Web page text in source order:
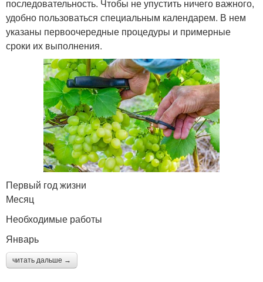
последовательность. Чтобы не упустить ничего важного,
удобно пользоваться специальным календарем. В нем
указаны первоочередные процедуры и примерные
сроки их выполнения.
Первый год жизни
Месяц
Необходимые работы
Январь
читать дальше →